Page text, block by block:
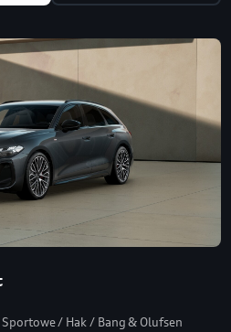
/ Hak / Bang & Olufsen